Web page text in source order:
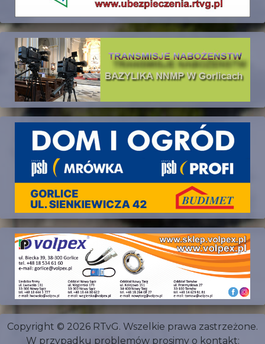
Copyright © 2026 RTvG. Wszelkie prawa zastrzeżone.
W przypadku problemów prosimy o kontakt: